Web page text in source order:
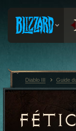
Diablo III Guide